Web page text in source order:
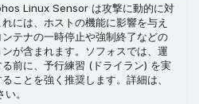
Linux Sensor は攻撃に動的に対
には、ホストの機能に影響を与え
テナの一時停止や強制終了などの
が含まれます。ソフォスでは、運
前に、予行練習 (ドライラン) を実
ことを強く推奨します。詳細は、
。